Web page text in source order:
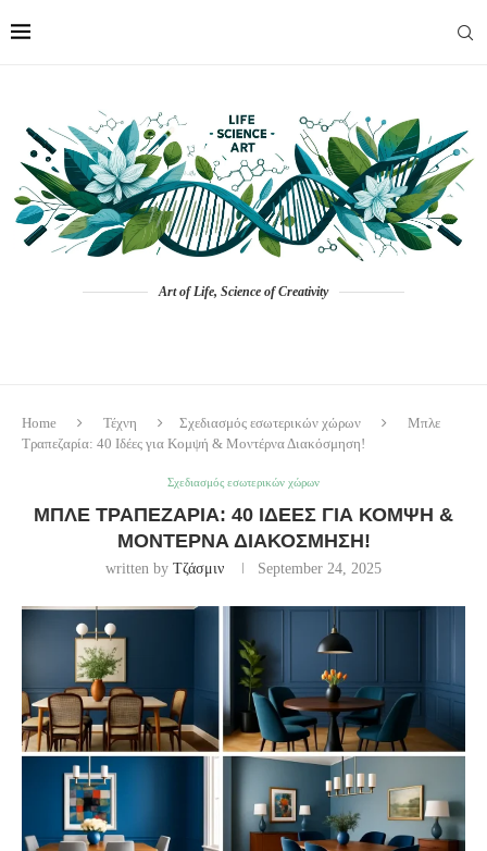
Art of Life, Science of Creativity
Home Τέχνη Σχεδιασμός εσωτερικών χώρων
Μπλε
Τραπεζαρία: 40 Ιδέες για Κομψή & Μοντέρνα Διακόσμηση!
Σχεδιασμός εσωτερικών χώρων
ΜΠΛΕ ΤΡΑΠΕΖΑΡΊΑ: 40 ΙΔΈΕΣ ΓΙΑ ΚΟΜΨΉ &
ΜΟΝΤΈΡΝΑ ΔΙΑΚΌΣΜΗΣΗ!
written by Τζάσμιν September 24, 2025